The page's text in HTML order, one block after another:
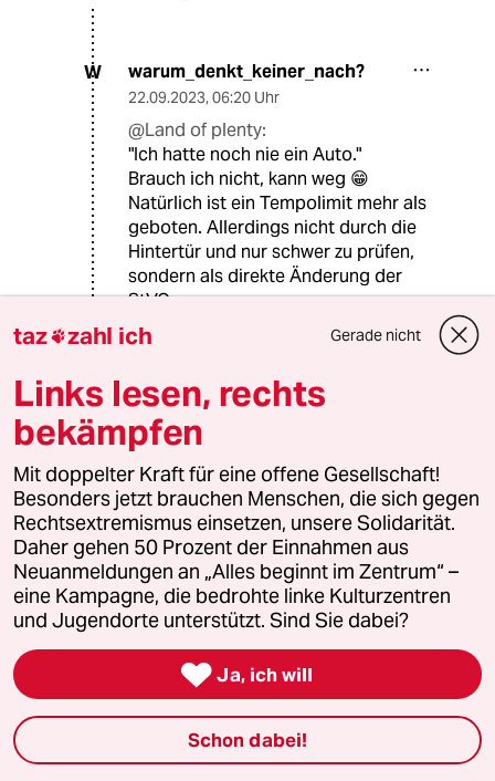
W warum_denkt_keiner_nach?
22.09.2023, 06:20 Uhr
@Land of plenty:
"Ich hatte noch nie ein Auto."
Brauch ich nicht, kann weg 😁
Natürlich ist ein Tempolimit mehr als
geboten. Allerdings nicht durch die
Hintertür und nur schwer zu prüfen,
sondern als direkte Änderung der
StVO.
AS Axel Schäfer
21.09.2023, 23:29 Uhr
@Land of plenty:
Au ja, aber mit optionalen Anhänger
und großem Kofferraum und in Stadt
und Land gleich lange Anfahrtzeiten.
C Cerberus
21.09.2023, 17:39 Uhr
Vorweg: Es handelt sich nicht un irgendeine
Grüne Hinterbänklerin, sondern um die
Berichterstatterin. Damit hat sie eine
exponierte Stellung inne, z.B. darf sie ihre
taz zahl ich Gerade nicht
Links lesen, rechts
bekämpfen
Mit doppelter Kraft für eine offene Gesellschaft!
Besonders jetzt brauchen Menschen, die sich gegen
Rechtsextremismus einsetzen, unsere Solidarität.
Daher gehen 50 Prozent der Einnahmen aus
Neuanmeldungen an „Alles beginnt im Zentrum“ –
eine Kampagne, die bedrohte linke Kulturzentren
und Jugendorte unterstützt. Sind Sie dabei?
 Ja, ich will
Schon dabei!